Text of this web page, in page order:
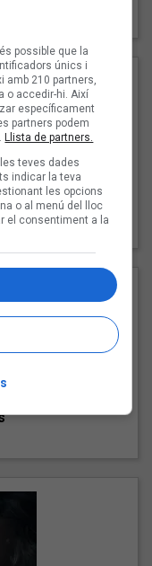
possible que la
únics i
amb 210 partners,
o accedir-hi. Així
específicament
partners podem
Llista de partners.
teves dades
indicar la teva
les opcions
o al menú del lloc
el consentiment a la